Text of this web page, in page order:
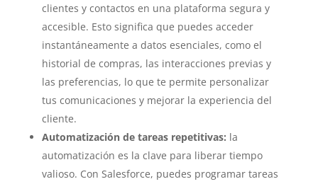
clientes y contactos en una plataforma segura y
accesible. Esto significa que puedes acceder
instantáneamente a datos esenciales, como el
historial de compras, las interacciones previas y
las preferencias, lo que te permite personalizar
tus comunicaciones y mejorar la experiencia del
cliente.
Automatización de tareas repetitivas: la
automatización es la clave para liberar tiempo
valioso. Con Salesforce, puedes programar tareas